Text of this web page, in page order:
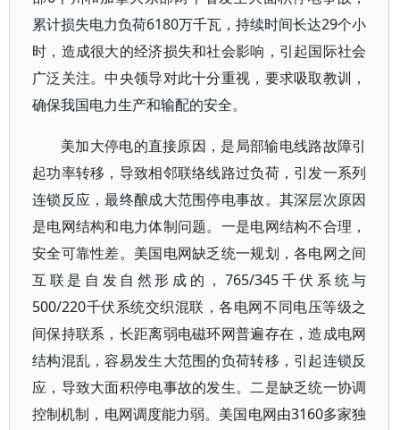
累计损失电力负荷6180万千瓦，持续时间长达29个小
时，造成很大的经济损失和社会影响，引起国际社会
广泛关注。中央领导对此十分重视，要求吸取教训，
确保我国电力生产和输配的安全。
美加大停电的直接原因，是局部输电线路故障引
起功率转移，导致相邻联络线路过负荷，引发一系列
连锁反应，最终酿成大范围停电事故。其深层次原因
是电网结构和电力体制问题。一是电网结构不合理，
安全可靠性差。美国电网缺乏统一规划，各电网之间
互联是自发自然形成的，765/345千伏系统与
500/220千伏系统交织混联，各电网不同电压等级之
间保持联系，长距离弱电磁环网普遍存在，造成电网
结构混乱，容易发生大范围的负荷转移，引起连锁反
应，导致大面积停电事故的发生。二是缺乏统一协调
控制机制，电网调度能力弱。美国电网由3160多家独